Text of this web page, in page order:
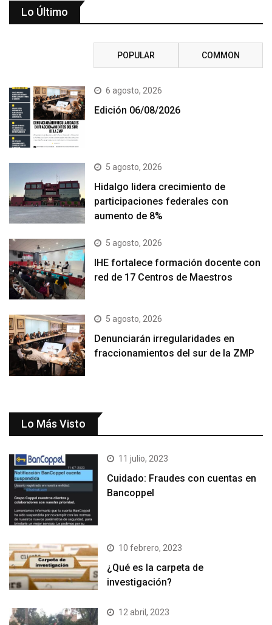
Lo Último
POPULAR COMMON
6 agosto, 2026
Edición 06/08/2026
5 agosto, 2026
Hidalgo lidera crecimiento de
participaciones federales con
aumento de 8%
5 agosto, 2026
IHE fortalece formación docente con
red de 17 Centros de Maestros
5 agosto, 2026
Denunciarán irregularidades en
fraccionamientos del sur de la ZMP
Lo Más Visto
11 julio, 2023
Cuidado: Fraudes con cuentas en
Bancoppel
10 febrero, 2023
¿Qué es la carpeta de
investigación?
12 abril, 2023